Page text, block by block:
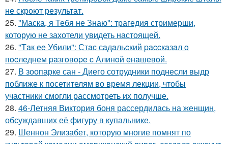
не скроют результат.
25. "Маска, я Тебя не Знаю": трагедия стримерши,
которую не захотели увидеть настоящей.
26. "Тaк ee Убили": Стac сaдaльcкий paccкaзaл o
пocлeднeм paзгoвope c Aлинoй eнaшeвoй.
27. В зоопарке сан - Диего сотрудники поднесли выдр
поближе к посетителям во время лекции, чтобы
участники смогли рассмотреть их получше.
28. 46-Летняя Виктория боня рассердилась на женщин,
обсуждавших её фигуру в купальнике.
29. Шеннон Элизабет, которую многие помнят по